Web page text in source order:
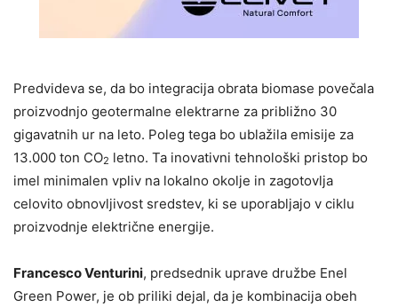
Predvideva se, da bo integracija obrata biomase povečala
proizvodnjo geotermalne elektrarne za približno 30
gigavatnih ur na leto. Poleg tega bo ublažila emisije za
13.000 ton CO2 letno. Ta inovativni tehnološki pristop bo
imel minimalen vpliv na lokalno okolje in zagotovlja
celovito obnovljivost sredstev, ki se uporabljajo v ciklu
proizvodnje električne energije.
Francesco Venturini, predsednik uprave družbe Enel
Green Power, je ob priliki dejal, da je kombinacija obeh